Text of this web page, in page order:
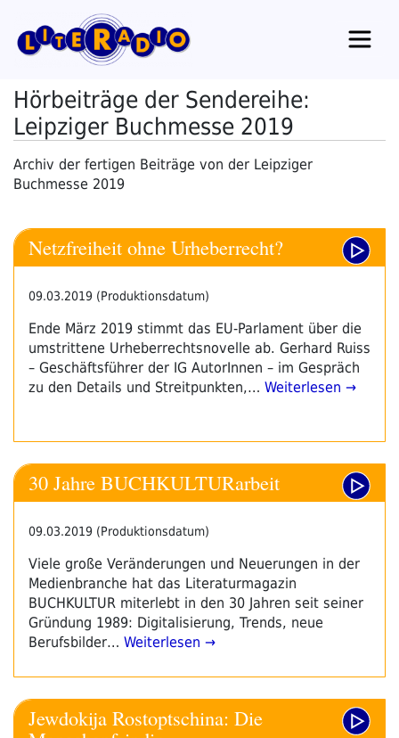
Inhalt
springen
Hörbeiträge der Sendereihe:
Leipziger Buchmesse 2019
Archiv der fertigen Beiträge von der Leipziger
Buchmesse 2019
Netzfreiheit ohne Urheberrecht?
09.03.2019 (Produktionsdatum)
Ende März 2019 stimmt das EU-Parlament über die
umstrittene Urheberrechtsnovelle ab. Gerhard Ruiss
– Geschäftsführer der IG AutorInnen – im Gespräch
zu den Details und Streitpunkten,… Weiterlesen →
30 Jahre BUCHKULTURarbeit
09.03.2019 (Produktionsdatum)
Viele große Veränderungen und Neuerungen in der
Medienbranche hat das Literaturmagazin
BUCHKULTUR miterlebt in den 30 Jahren seit seiner
Gründung 1989: Digitalisierung, Trends, neue
Berufsbilder… Weiterlesen →
Jewdokija Rostoptschina: Die